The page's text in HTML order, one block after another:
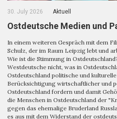
30. July 2026 Aktuell
Ostdeutsche Medien und
In einem weiteren Gespräch mit dem
Schulz, der im Raum Leipzig lebt und
Wie ist die Stimmung in
Westdeutsche nicht, was in
Ostdeutschland politische und
Berücksichtigung wirtschaftlicher und
Ostdeutschland fordern und damit
die Menschen in Ostdeutschland der
gegen das ehemalige Bruderland
es aus mit dem Widerstand der